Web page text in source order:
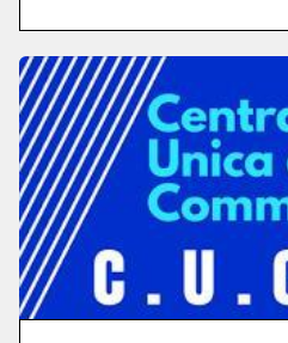
SPORTELLO UNICO